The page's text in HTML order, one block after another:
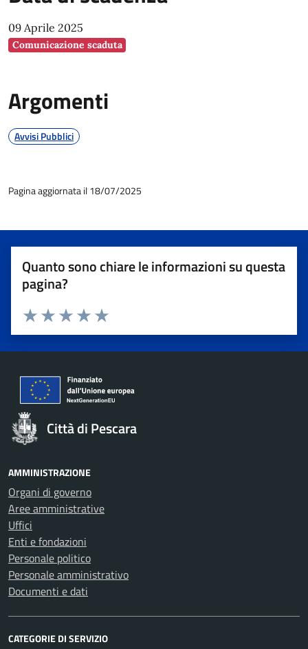
09 Aprile 2025
Comunicazione scaduta
Argomenti
Avvisi Pubblici
Pagina aggiornata il 18/07/2025
Quanto sono chiare le informazioni su questa
pagina?
Valuta 5 stelle su 5
Valuta 4 stelle su 5
Valuta 3 stelle su 5
Valuta 2 stelle su 5
Valuta 1 stelle su 5
Città di Pescara
AMMINISTRAZIONE
Organi di governo
Aree amministrative
Uffici
Enti e fondazioni
Personale politico
Personale amministrativo
Documenti e dati
CATEGORIE DI SERVIZIO